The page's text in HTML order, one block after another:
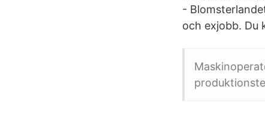
-
och exjobb. Du